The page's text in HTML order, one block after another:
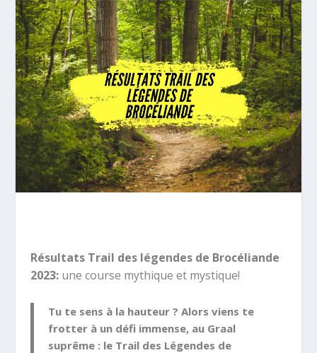
Résultats Trail des légendes de Brocéliande
2023: une course mythique et mystique!
Tu te sens à la hauteur ? Alors viens te
frotter à un défi immense, au Graal
suprême : le Trail des Légendes de